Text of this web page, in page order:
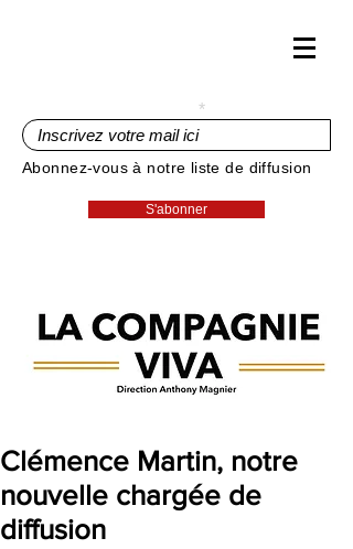
Abonnez-vous à notre liste de diffusion
S'abonner
Clémence Martin, notre
nouvelle chargée de
diffusion